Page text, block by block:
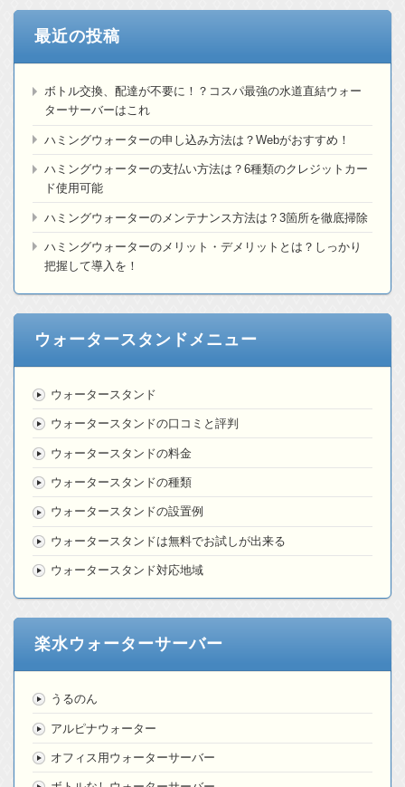
最近の投稿
ボトル交換、配達が不要に！？コスパ最強の水道直結ウォー
ターサーバーはこれ
ハミングウォーターの申し込み方法は？Webがおすすめ！
ハミングウォーターの支払い方法は？6種類のクレジットカー
ド使用可能
ハミングウォーターのメンテナンス方法は？3箇所を徹底掃除
ハミングウォーターのメリット・デメリットとは？しっかり
把握して導入を！
ウォータースタンドメニュー
ウォータースタンド
ウォータースタンドの口コミと評判
ウォータースタンドの料金
ウォータースタンドの種類
ウォータースタンドの設置例
ウォータースタンドは無料でお試しが出来る
ウォータースタンド対応地域
楽水ウォーターサーバー
うるのん
アルピナウォーター
オフィス用ウォーターサーバー